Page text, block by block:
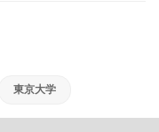
東京大学